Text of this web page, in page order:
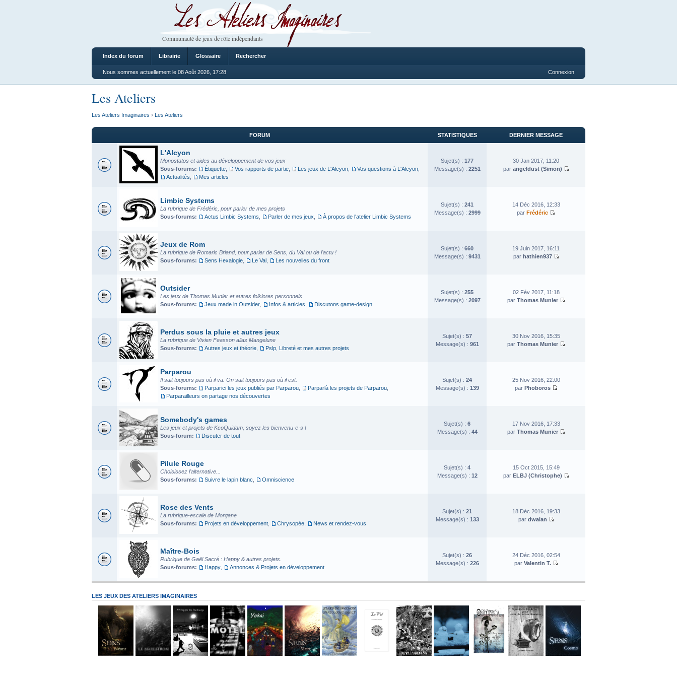
Les Ateliers Imaginaires
Communauté de jeux de rôle indépendants
Index du forum Librairie Glossaire Rechercher
Nous sommes actuellement le 08 Août 2026, 17:28 Connexion
Les Ateliers
Les Ateliers Imaginaires › Les Ateliers
FORUM STATISTIQUES DERNIER MESSAGE
L'Alcyon
Monostatos et aides au développement de vos jeux
Sous-forums:
Étiquette Vos rapports de partie Les jeux de L'Alcyon Vos questions à L'Alcyon
Actualités
Mes articles
Sujet(s) : 177
Message(s) : 2251
30 Jan 2017, 11:20
par angeldust (Simon)
Limbic Systems
La rubrique de Frédéric, pour parler de mes projets
Sous-forums:
Actus Limbic Systems Parler de mes jeux À propos de l'atelier Limbic Systems
Sujet(s) : 241
Message(s) : 2999
14 Déc 2016, 12:33
par Frédéric
Jeux de Rom
La rubrique de Romaric Briand, pour parler de Sens, du Val ou de l'actu !
Sous-forums:
Sens Hexalogie Le Val Les nouvelles du front
Sujet(s) : 660
Message(s) : 9431
19 Juin 2017, 16:11
par hathien937
Outsider
Les jeux de Thomas Munier et autres folklores personnels
Sous-forums:
Jeux made in Outsider Infos & articles Discutons game-design
Sujet(s) : 255
Message(s) : 2097
02 Fév 2017, 11:18
par Thomas Munier
Perdus sous la pluie et autres jeux
La rubrique de Vivien Feasson alias Mangelune
Sous-forums:
Autres jeux et théorie Pslp, Libreté et mes autres projets
Sujet(s) : 57
Message(s) : 961
30 Nov 2016, 15:35
par Thomas Munier
Parparou
Il sait toujours pas où il va. On sait toujours pas où il est.
Sous-forums:
Parparici les jeux publiés par Parparou Parparlà les projets de Parparou
Parparailleurs on partage nos découvertes
Sujet(s) : 24
Message(s) : 139
25 Nov 2016, 22:00
par Phoboros
Somebody's games
Les jeux et projets de KcoQuidam, soyez les bienvenu·e·s !
Sous-forum:
Discuter de tout
Sujet(s) : 6
Message(s) : 44
17 Nov 2016, 17:33
par Thomas Munier
Pilule Rouge
Choisissez l'alternative...
Sous-forums:
Suivre le lapin blanc Omniscience
Sujet(s) : 4
Message(s) : 12
15 Oct 2015, 15:49
par ELBJ (Christophe)
Rose des Vents
La rubrique-escale de Morgane
Sous-forums:
Projets en développement Chrysopée News et rendez-vous
Sujet(s) : 21
Message(s) : 133
18 Déc 2016, 19:33
par dwalan
Maître-Bois
Rubrique de Gaël Sacré : Happy & autres projets.
Sous-forums:
Happy Annonces & Projets en développement
Sujet(s) : 26
Message(s) : 226
24 Déc 2016, 02:54
par Valentin T.
LES JEUX DES ATELIERS IMAGINAIRES